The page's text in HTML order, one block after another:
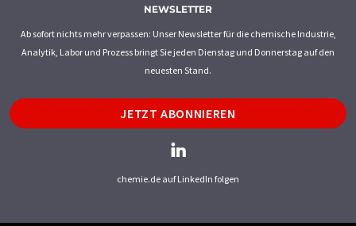
NEWSLETTER
Ab sofort nichts mehr verpassen: Unser Newsletter für die chemische Industrie,
Analytik, Labor und Prozess bringt Sie jeden Dienstag und Donnerstag auf den
neuesten Stand.
JETZT ABONNIEREN
chemie.de auf LinkedIn folgen